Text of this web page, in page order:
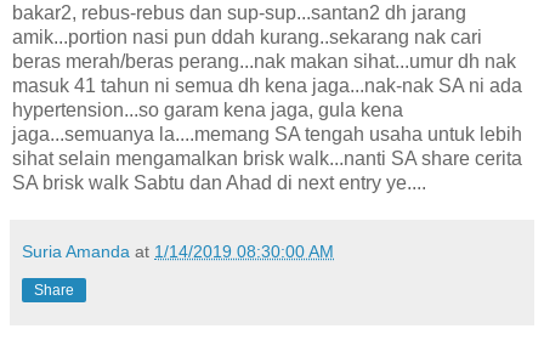
bakar2, rebus-rebus dan sup-sup...santan2 dh jarang
amik...portion nasi pun ddah kurang..sekarang nak cari
beras merah/beras perang...nak makan sihat...umur dh nak
masuk 41 tahun ni semua dh kena jaga...nak-nak SA ni ada
hypertension...so garam kena jaga, gula kena
jaga...semuanya la....memang SA tengah usaha untuk lebih
sihat selain mengamalkan brisk walk...nanti SA share cerita
SA brisk walk Sabtu dan Ahad di next entry ye....
Suria Amanda at 1/14/2019 08:30:00 AM
Share